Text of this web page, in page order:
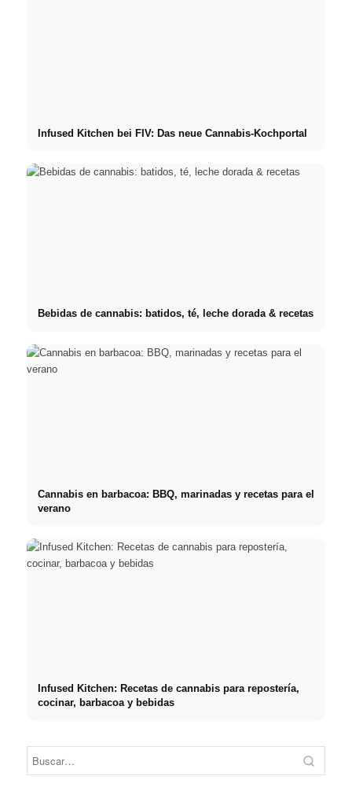
Infused Kitchen bei FIV: Das neue Cannabis-Kochportal
Bebidas de cannabis: batidos, té, leche dorada & recetas
Cannabis en barbacoa: BBQ, marinadas y recetas para el
verano
Infused Kitchen: Recetas de cannabis para repostería,
cocinar, barbacoa y bebidas